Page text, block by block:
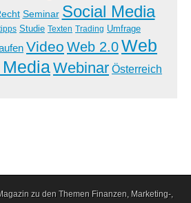
Seminar Social Media
Studie Texten Trading Umfrage
Video Web 2.0Web
Webinar Österreich
zu den Themen Finanzen, Marketing-,